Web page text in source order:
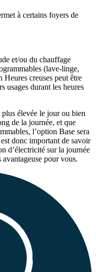
à certains foyers de
et/ou du chauffage
(lave-linge,
Heures creuses peut être
usages durant les heures
élevée le jour ou bien
de la journée, et que
l’option Base sera
donc important de savoir
d’électricité sur la journée
pour vous.